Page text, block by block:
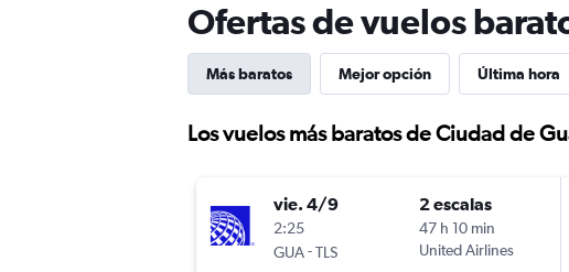
Ofertas de vuelos
Más baratos Mejor opción Última hora
Los vuelos más baratos de Ciudad de
vie. 4/9
2:25
GUA-TLS
2 escalas
47 h 10 min
United Airlines